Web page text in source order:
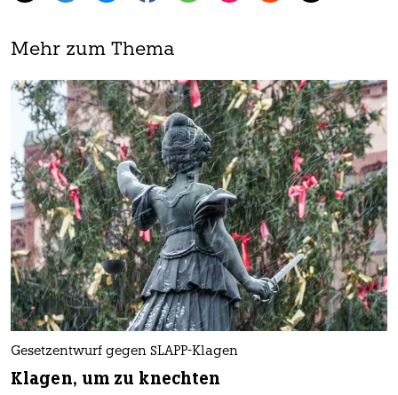
Mehr zum Thema
Gesetzentwurf gegen SLAPP-Klagen
Klagen, um zu knechten